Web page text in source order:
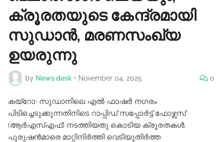
ക്രൂരതയുടെ കേന്ദ്രമായി
സുഡാൻ, മരണസംഖ്യ
ഉയരുന്നു
by News desk • November 04, 2025 0
കയ്റോ∙ സുഡാനിലെ എൽ ഫാഷർ നഗരം
പിടിച്ചെടുക്കുന്നതിനിടെ റാപ്പിഡ് സപ്പോർട്ട് ഫോഴ്സസ്
(ആർഎസ്എഫ്) നടത്തിയതു കൊടിയ ക്രൂരതകൾ.
പുരുഷൻമാരെ മാറ്റിനിർത്തി വെടിയുതിർത്ത